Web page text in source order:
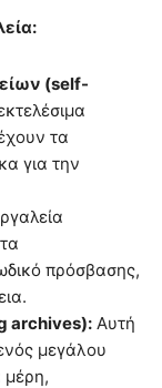
(self-
τα
για την
πρόσβασης,
archives): Αυτή
μεγάλου
μέρη,